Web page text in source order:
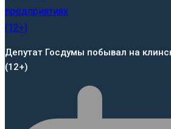
Депутат Госдумы побывал на
(12+)